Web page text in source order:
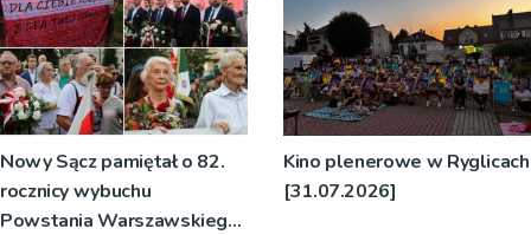
Nowy Sącz pamiętał o 82.
rocznicy wybuchu
Powstania Warszawskiego
Kino plenerowe w Ryglicach
[31.07.2026]